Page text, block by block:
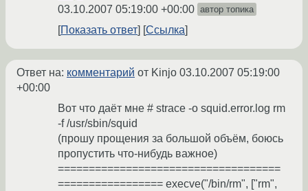
03.10.2007 05:19:00 +00:00 автор топика
Показать ответ Ссылка
Ответ на: комментарий от Kinjo 03.10.2007 05:19:00
+00:00
Вот что даёт мне # strace -o squid.error.log rm
-f /usr/sbin/squid
(прошу прощения за большой объём, боюсь
пропустить что-нибудь важное)
====================================
================= execve("/bin/rm", ["rm",